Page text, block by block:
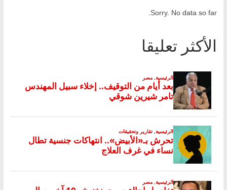
Sorry. No data so far.
الأكثر تعليقا